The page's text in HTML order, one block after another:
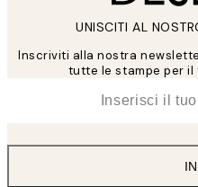
UNISCITI AL
Inscriviti alla nostra
tutte le stampe per il